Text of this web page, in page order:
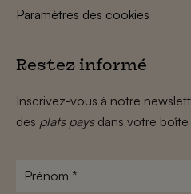
Paramètres des cookies
Restez informé
Inscrivez-vous à notre
des plats paysdans votre boîte
Prénom